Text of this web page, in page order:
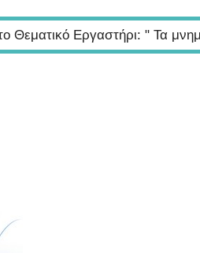
" Τα μνημεία μας